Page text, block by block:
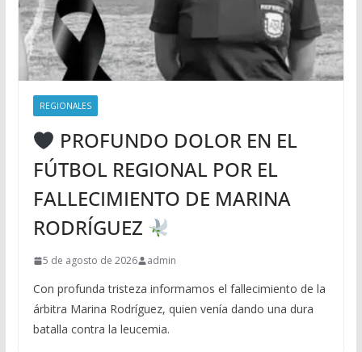
REGIONALES
PROFUNDO DOLOR EN EL
FÚTBOL REGIONAL POR EL
FALLECIMIENTO DE MARINA
RODRÍGUEZ
5 de agosto de 2026 admin
Con profunda tristeza informamos el fallecimiento de la
árbitra Marina Rodríguez, quien venía dando una dura
batalla contra la leucemia.